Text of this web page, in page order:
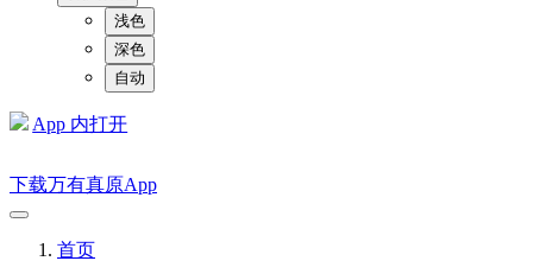
浅色
深色
自动
App 内打开
下载万有真原App
首页